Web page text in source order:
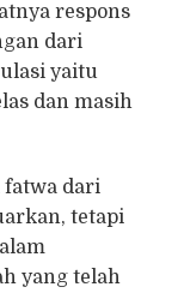
respons
dari
yaitu
dan masih
fatwa dari
tetapi
yang telah